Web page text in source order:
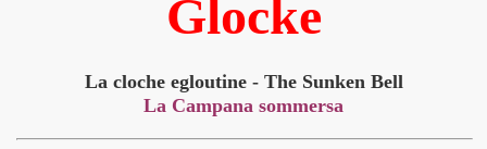
Glocke
La cloche egloutine - The Sunken Bell
La Campana sommersa